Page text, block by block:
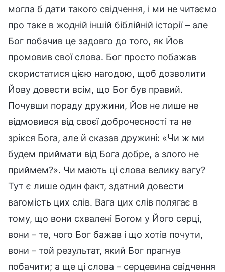
могла б дати такого свідчення, і ми не читаємо
про таке в жодній іншій біблійній історії – але
Бог побачив це задовго до того, як Йов
промовив свої слова. Бог просто побажав
скористатися цією нагодою, щоб дозволити
Йову довести всім, що Бог був правий.
Почувши пораду дружини, Йов не лише не
відмовився від своєї доброчесності та не
зрікся Бога, але й сказав дружині: «Чи ж ми
будем приймати від Бога добре, а злого не
приймем?». Чи мають ці слова велику вагу?
Тут є лише один факт, здатний довести
вагомість цих слів. Вага цих слів полягає в
тому, що вони схвалені Богом у Його серці,
вони – те, чого Бог бажав і що хотів почути,
вони – той результат, який Бог прагнув
побачити; а ще ці слова – серцевина свідчення